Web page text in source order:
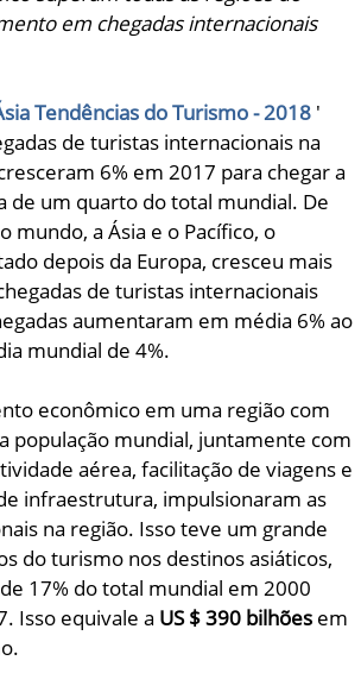
em chegadas internacionais
Tendências do Turismo - 2018 '
de turistas internacionais na
6% em 2017 para chegar a
de um quarto do total mundial. De
mundo, a Ásia e o Pacífico, o
depois da Europa, cresceu mais
de turistas internacionais
aumentaram em média 6% ao
mundial de 4%.
econômico em uma região com
população mundial, juntamente com
aérea, facilitação de viagens e
infraestrutura, impulsionaram as
na região. Isso teve um grande
do turismo nos destinos asiáticos,
17% do total mundial em 2000
Isso equivale a US $ 390 bilhões em